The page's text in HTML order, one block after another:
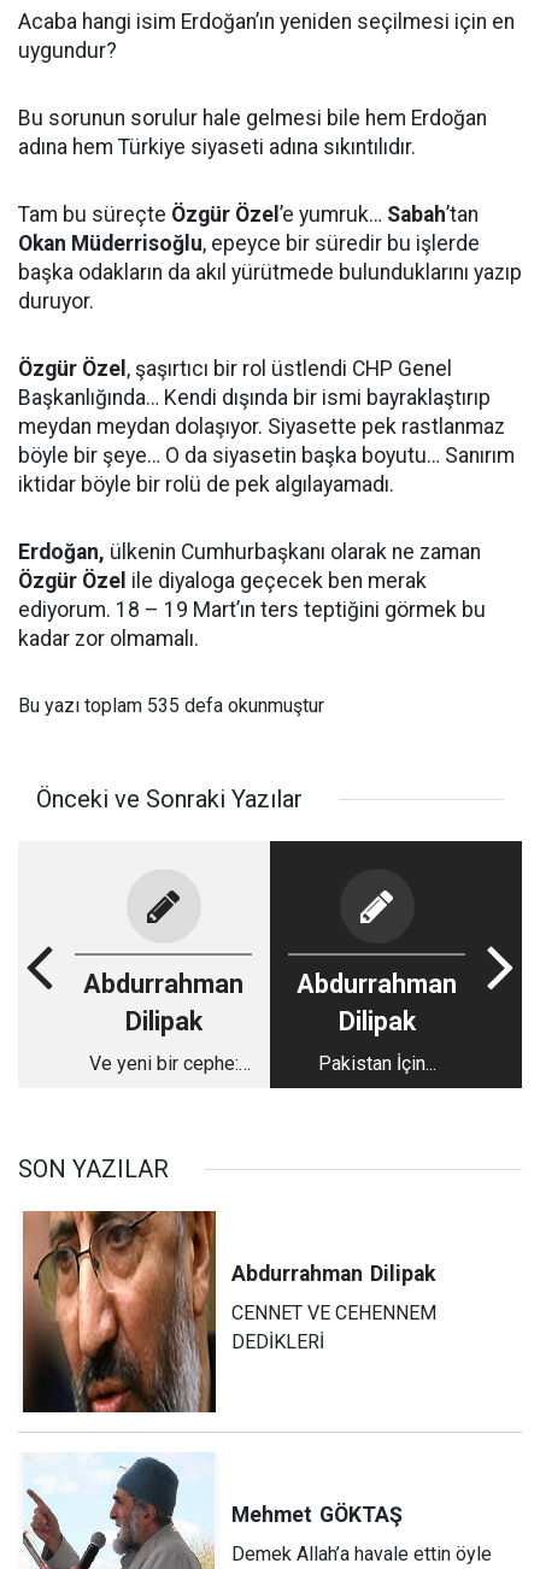
Acaba hangi isim Erdoğan’ın yeniden seçilmesi için en
uygundur?
Bu sorunun sorulur hale gelmesi bile hem Erdoğan
adına hem Türkiye siyaseti adına sıkıntılıdır.
Tam bu süreçte Özgür Özel ’e yumruk… Sabah’tan
Okan Müderrisoğlu, epeyce bir süredir bu işlerde
başka odakların da akıl yürütmede bulunduklarını yazıp
duruyor.
Özgür Özel , şaşırtıcı bir rol üstlendi CHP Genel
Başkanlığında… Kendi dışında bir ismi bayraklaştırıp
meydan meydan dolaşıyor. Siyasette pek rastlanmaz
böyle bir şeye… O da siyasetin başka boyutu… Sanırım
iktidar böyle bir rolü de pek algılayamadı.
Erdoğan, ülkenin Cumhurbaşkanı olarak ne zaman
Özgür Özel ile diyaloga geçecek ben merak
ediyorum. 18 – 19 Mart’ın ters teptiğini görmek bu
kadar zor olmamalı.
Bu yazı toplam 535 defa okunmuştur
Önceki ve Sonraki Yazılar
Abdurrahman
Dilipak
Ve yeni bir cephe:
Abdurrahman
Dilipak
Pakistan İçin...
SON YAZILAR
Abdurrahman Dilipak
CENNET VE CEHENNEM
DEDİKLERİ
Mehmet GÖKTAŞ
Demek Allah’a havale ettin öyle